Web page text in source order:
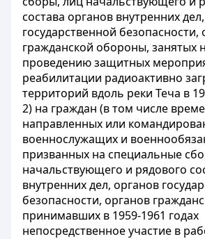
состава органов внутренних
государственной безопасности,
гражданской обороны, занятых
проведению защитных
реабилитации радиоактивно
территорий вдоль реки Теча в
2) на граждан (в том числе
направленных или
военнослужащих и
призванных на специальные
начальствующего и рядового
внутренних дел, органов
безопасности, органов
принимавших в 1959-1961 годах
непосредственное участие в